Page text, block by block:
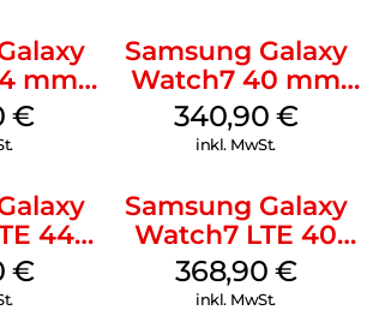
mm
€
Samsung Galaxy
Watch7 40 mm
Green
340,90 €
inkl. MwSt.
44
€
Samsung Galaxy
Watch7 LTE 40
mm Cream
368,90 €
inkl. MwSt.